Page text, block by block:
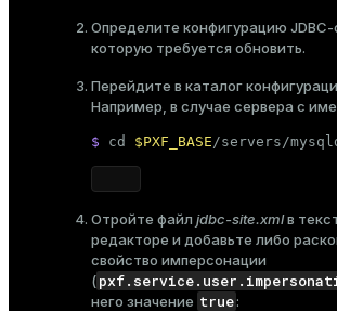
Определите конфигурацию JDBC-
которую требуется обновить.
Перейдите в каталог
Например, в случае сервера с
$ cd $PXF_BASE /servers/
Отройте файл jdbc-site.xmlв
редакторе и добавьте либо
свойство имперсонации
(
него значение true: